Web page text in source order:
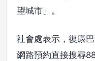
望城市」。
社會處表示，復康
網路預約直接搜尋